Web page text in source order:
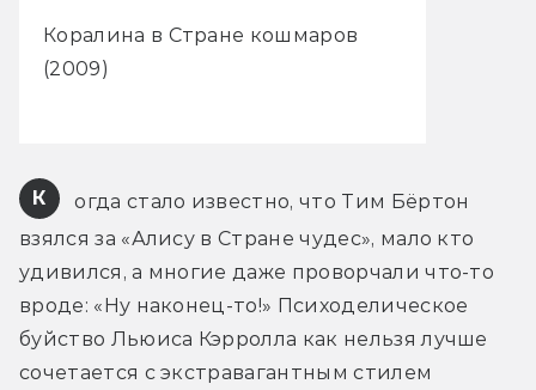
Коралина в Стране кошмаров
(2009)
К
огда стало известно, что Тим Бёртон
взялся за «Алису в Стране чудес», мало кто
удивился, а многие даже проворчали что-то
вроде: «Ну наконец-то!» Психоделическое
буйство Льюиса Кэрролла как нельзя лучше
сочетается с экстравагантным стилем